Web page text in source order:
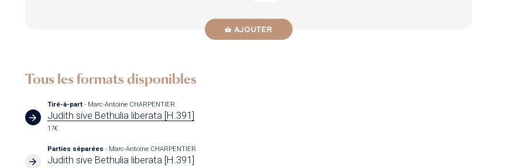
AJOUTER
Tous les formats disponibles
Tiré-à-part- Marc-Antoine CHARPENTIER
Judith sive Bethulia liberata [H.391]
17€
Parties séparées- Marc-Antoine CHARPENTIER
Judith sive Bethulia liberata [H.391]